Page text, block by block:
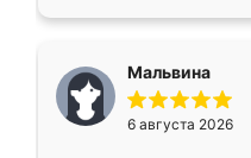
меньше, здесь же
Мне нравится ,если
мебели буду
Мальвина
6 августа 2026